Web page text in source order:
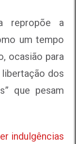
repropõe a
um tempo
ocasião para
dos
que pesam
indulgências